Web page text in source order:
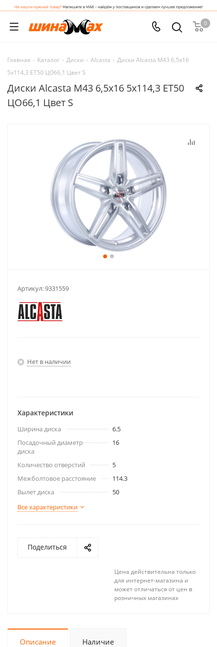
0
Главная - Каталог - Диски - Alcasta - Диски Alcasta M43 6,5x16
5x114,3 ET50 ЦО66,1 Цвет S
Диски Alcasta M43 6,5x16 5x114,3 ET50
ЦО66,1 Цвет S
Артикул:9331559
Нет в наличии
Характеристики
Ширина диска
6.5
Посадочный диаметр
диска
16
Количество отверстий
5
Межболтовое расстояние
114.3
Вылет диска
50
Все характеристики
Поделиться
Цена действительна только
для интернет-магазина и
может отличаться от цен в
розничных магазинах
Описание Наличие